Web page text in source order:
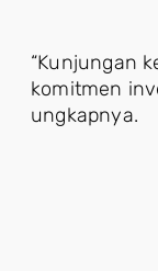
“Kunjungan
komitmen
ungkapnya.